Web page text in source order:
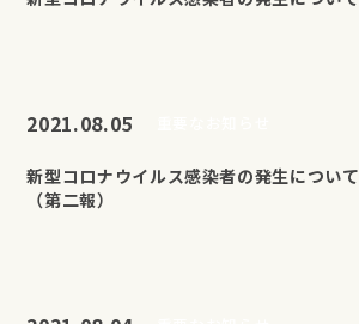
2021.08.05
新型コロナウイルス感染者の発生について
（第二報）